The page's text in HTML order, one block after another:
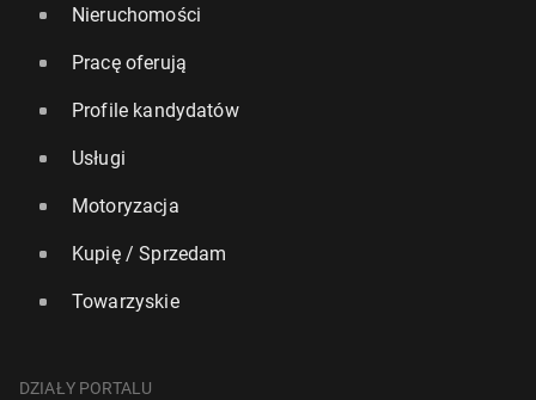
Nieruchomości
Pracę oferują
Profile kandydatów
Usługi
Motoryzacja
Kupię / Sprzedam
Towarzyskie
DZIAŁY PORTALU